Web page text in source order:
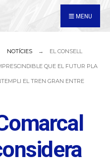
MENU
NOTÍCIES EL CONSELL
QUE EL FUTUR PLA
EL TREN GRAN ENTRE